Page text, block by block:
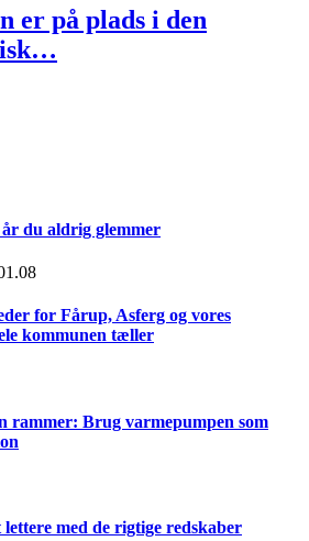
er på plads i den
du aldrig glemmer
for Fårup, Asferg og vores
kommunen tæller
rammer: Brug varmepumpen som
med de rigtige redskaber